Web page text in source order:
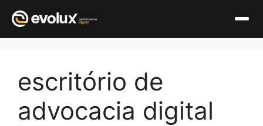
conteúdo
escritório de
advocacia digital